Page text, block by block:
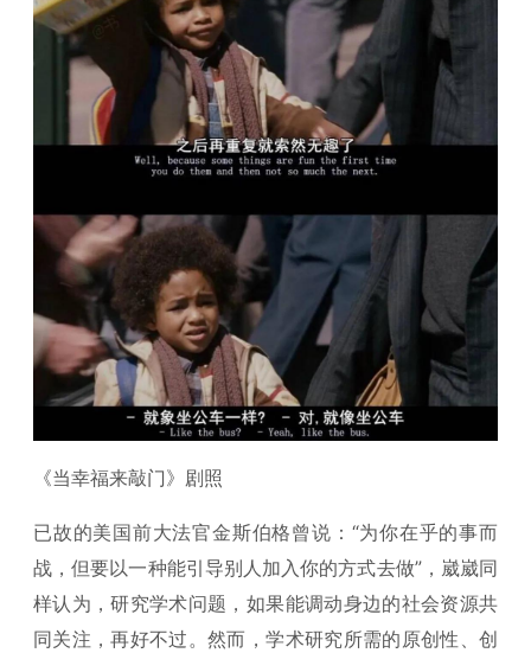
《当幸福来敲门》剧照
已故的美国前大法官金斯伯格曾说：“为你在乎的事而
战，但要以一种能引导别人加入你的方式去做”，崴崴同
样认为，研究学术问题，如果能调动身边的社会资源共
同关注，再好不过。然而，学术研究所需的原创性、创